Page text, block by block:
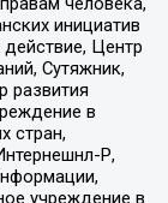
инициатив
Центр
Сутяжник,
в
стран,
Р,
учреждение в